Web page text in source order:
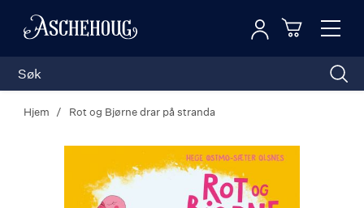
Toggle
Logg inn
Hjem Rot og Bjørne drar på stranda